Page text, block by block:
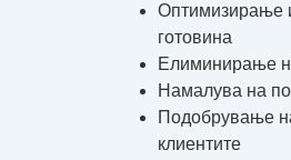
Оптимизирање
готовина
Елиминирање
Намалува на
Подобрување
клиентите